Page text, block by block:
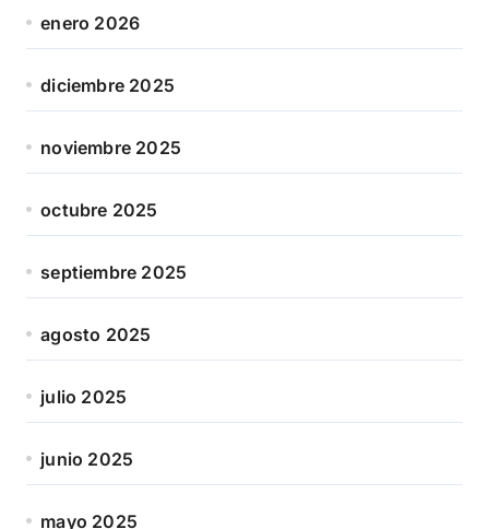
enero 2026
diciembre 2025
noviembre 2025
octubre 2025
septiembre 2025
agosto 2025
julio 2025
junio 2025
mayo 2025